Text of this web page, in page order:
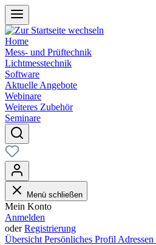
Home
Mess- und Prüftechnik
Lichtmesstechnik
Software
Aktuelle Angebote
Webinare
Weiteres Zubehör
Seminare
Menü schließen
Mein Konto
Anmelden
oderRegistrierung
Übersicht Persönliches Profil Adressen